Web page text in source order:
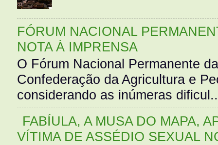
FÓRUM NACIONAL
NOTA À IMPRENSA
O Fórum Nacional Permanente
Confederação da Agricultura e
considerando as inúmeras
FABÍULA, A MUSA DO MAPA,
VÍTIMA DE ASSÉDIO SEXUAL